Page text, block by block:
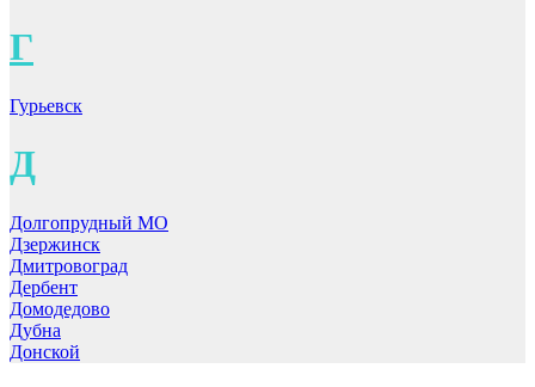
Г
Гурьевск
Д
Долгопрудный МО
Дзержинск
Дмитровоград
Дербент
Домодедово
Дубна
Донской